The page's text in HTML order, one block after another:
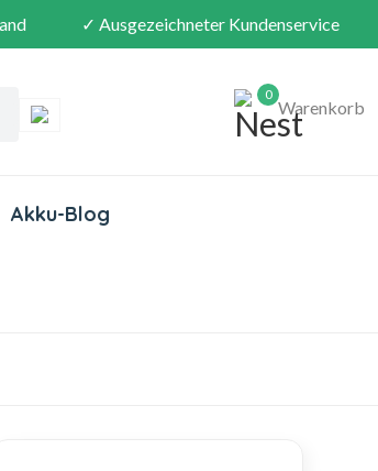
✓ Ausgezeichneter Kundenservice
0
Warenkorb
Akku-Blog